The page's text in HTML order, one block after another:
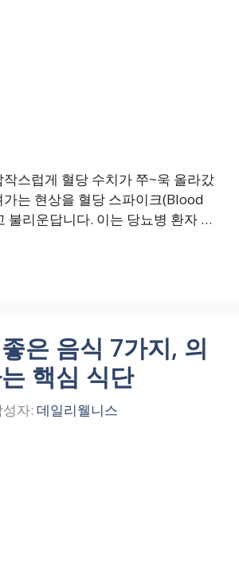
스럽게 혈당 수치가 쭈~욱 올라갔
가는 현상을 혈당 스파이크(Blood
불리운답니다. 이는 당뇨병 환자 …
은 음식 7가지, 의
핵심 식단
성자: 데일리웰니스